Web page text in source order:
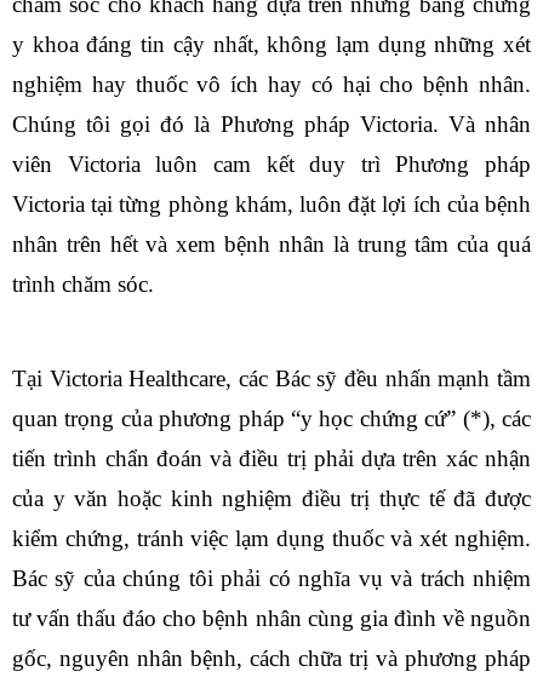
y khoa đáng tin cậy nhất, không lạm dụng những xét
nghiệm hay thuốc vô ích hay có hại cho bệnh nhân.
Chúng tôi gọi đó là Phương pháp Victoria. Và nhân
viên Victoria luôn cam kết duy trì Phương pháp
Victoria tại từng phòng khám, luôn đặt lợi ích của bệnh
nhân trên hết và xem bệnh nhân là trung tâm của quá
trình chăm sóc.
Tại Victoria Healthcare, các Bác sỹ đều nhấn mạnh tầm
quan trọng của phương pháp “y học chứng cứ” (*), các
tiến trình chẩn đoán và điều trị phải dựa trên xác nhận
của y văn hoặc kinh nghiệm điều trị thực tế đã được
kiểm chứng, tránh việc lạm dụng thuốc và xét nghiệm.
Bác sỹ của chúng tôi phải có nghĩa vụ và trách nhiệm
tư vấn thấu đáo cho bệnh nhân cùng gia đình về nguồn
gốc, nguyên nhân bệnh, cách chữa trị và phương pháp